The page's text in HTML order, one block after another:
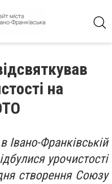
на
Франківській
урочистості
створення Союзу